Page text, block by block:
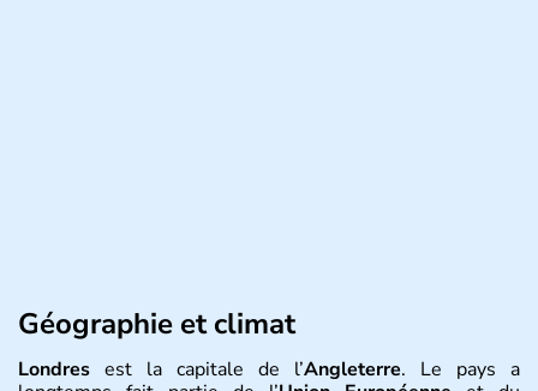
Géographie et climat
Londres est la capitale de l’Angleterre. Le pays a